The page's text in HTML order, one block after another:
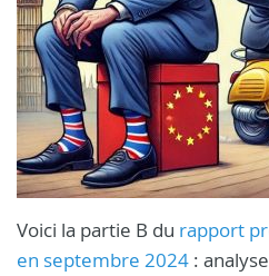
Voici la partie B du rapport
en septembre 2024 :